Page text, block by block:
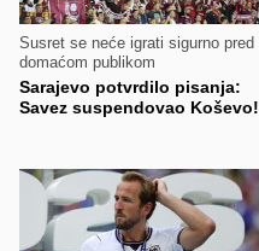
Susret se neće igrati sigurno pred
domaćom publikom
Sarajevo potvrdilo pisanja:
Savez suspendovao Koševo!